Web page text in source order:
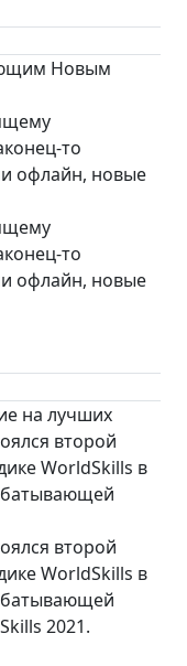
Новым
то
офлайн, новые
то
офлайн, новые
на лучших
второй
WorldSkills в
второй
WorldSkills в
2021.